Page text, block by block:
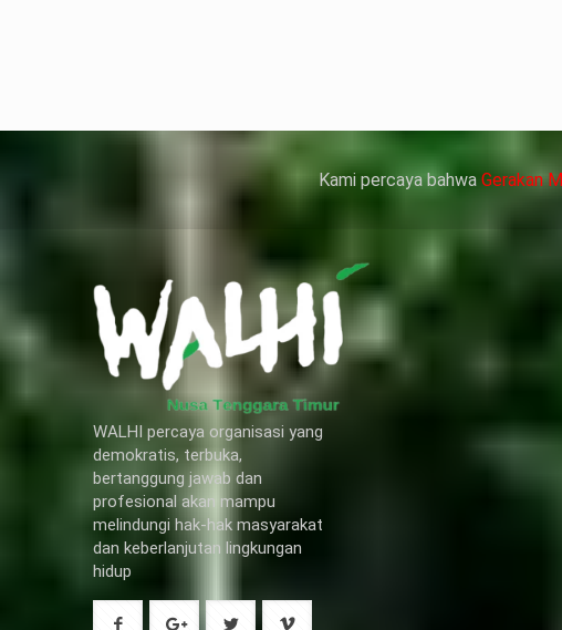
Kami percaya bahwa Gerakan
WALHI percaya organisasi yang
demokratis, terbuka,
bertanggung jawab dan
profesional akan mampu
melindungi hak-hak masyarakat
dan keberlanjutan lingkungan
hidup